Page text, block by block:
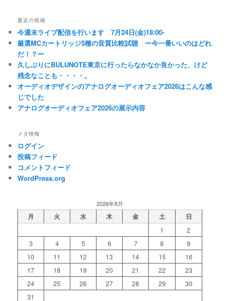
最近の投稿
今週末ライブ配信を行います 7月24日(金)18:00-
厳選MCカートリッジ5種の音質比較試聴 ー今一番いいのはどれ
だ！？ー
久しぶりにBULUNOTE東京に行ったらなかなか良かった、けど
残念なことも・・・・。
オーディオデザインのアナログオーディオフェア2026はこんな感
じでした
アナログオーディオフェア2026の展示内容
メタ情報
ログイン
投稿フィード
コメントフィード
WordPress.org
2026年8月
月 火 水 木 金 土 日
1
2
3
4 5 6 7 8
9
10
11 12 13 14 15
16
17
18 19 20 21 22
23
24
25 26 27 28 29
30
31